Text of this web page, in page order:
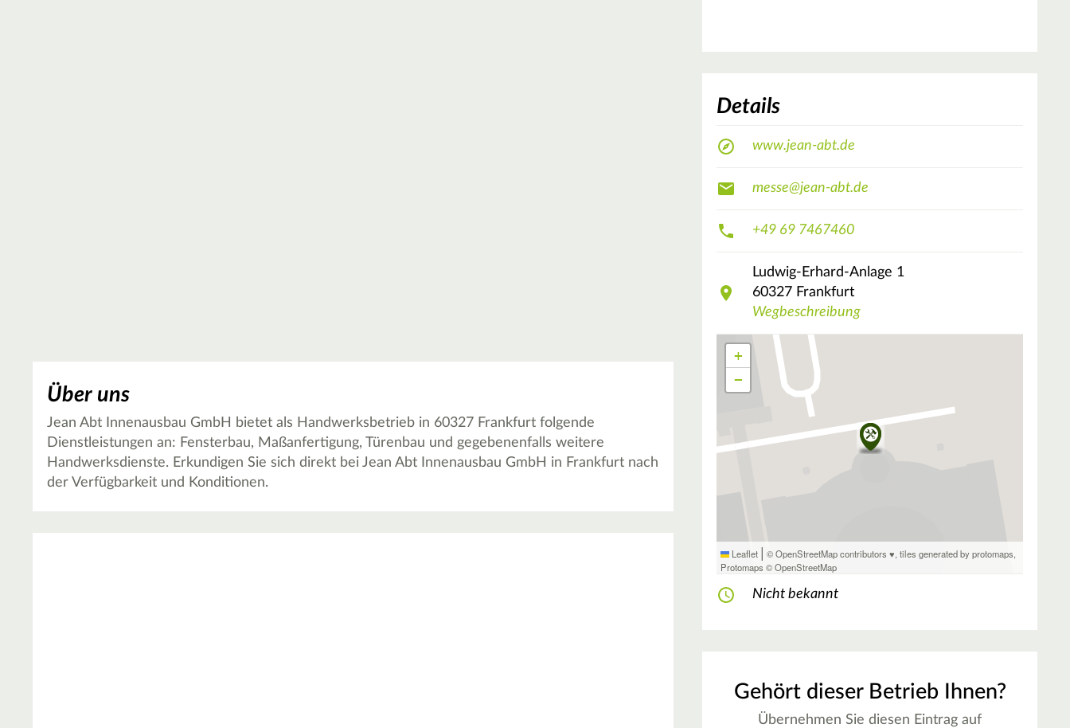
Über uns
Jean Abt Innenausbau GmbH bietet als Handwerksbetrieb in 60327 Frankfurt folgende
Dienstleistungen an: Fensterbau, Maßanfertigung, Türenbau und gegebenenfalls weitere
Handwerksdienste. Erkundigen Sie sich direkt bei Jean Abt Innenausbau GmbH in Frankfurt nach
der Verfügbarkeit und Konditionen.
Details
www.jean-abt.de
messe@jean-abt.de
+49 69 7467460
Ludwig-Erhard-Anlage 1
60327 Frankfurt
Wegbeschreibung
+
−
Leaflet | © OpenStreetMap contributors ♥,tiles generated by protomaps,
Protomaps ©OpenStreetMap
Nicht bekannt
Gehört dieser Betrieb Ihnen?
Übernehmen Sie diesen Eintrag auf